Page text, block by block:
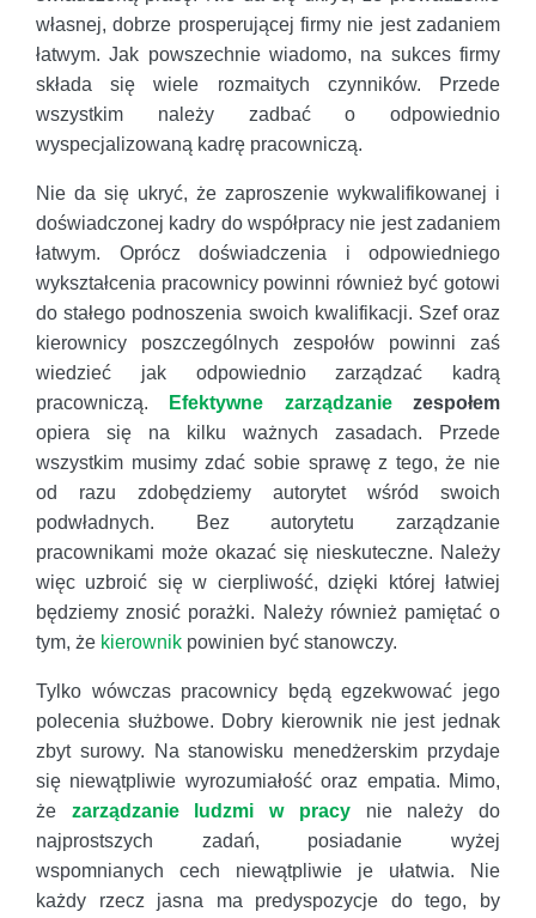
własnej, dobrze prosperującej firmy nie jest zadaniem
łatwym. Jak powszechnie wiadomo, na sukces firmy
składa się wiele rozmaitych czynników. Przede
wszystkim należy zadbać o odpowiednio
wyspecjalizowaną kadrę pracowniczą.
Nie da się ukryć, że zaproszenie wykwalifikowanej i
doświadczonej kadry do współpracy nie jest zadaniem
łatwym. Oprócz doświadczenia i odpowiedniego
wykształcenia pracownicy powinni również być gotowi
do stałego podnoszenia swoich kwalifikacji. Szef oraz
kierownicy poszczególnych zespołów powinni zaś
wiedzieć jak odpowiednio zarządzać kadrą
pracowniczą.
Efektywne zarządzaniezespołem
opiera się na kilku ważnych zasadach. Przede
wszystkim musimy zdać sobie sprawę z tego, że nie
od razu zdobędziemy autorytet wśród swoich
podwładnych. Bez autorytetu zarządzanie
pracownikami może okazać się nieskuteczne. Należy
więc uzbroić się w cierpliwość, dzięki której łatwiej
będziemy znosić porażki. Należy również pamiętać o
tym, że kierownik powinien być stanowczy.
Tylko wówczas pracownicy będą egzekwować jego
polecenia służbowe. Dobry kierownik nie jest jednak
zbyt surowy. Na stanowisku menedżerskim przydaje
się niewątpliwie wyrozumiałość oraz empatia. Mimo,
że zarządzanie ludzmi w pracynie należy do
najprostszych zadań, posiadanie wyżej
wspomnianych cech niewątpliwie je ułatwia. Nie
każdy rzecz jasna ma predyspozycje do tego, by